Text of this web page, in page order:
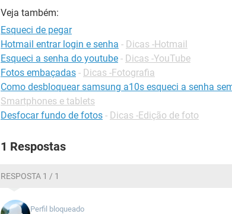
Veja também:
Esqueci de pegar
Hotmail entrar login e senha - Dicas -Hotmail
Esqueci a senha do youtube - Dicas -YouTube
Fotos embaçadas - Dicas -Fotografia
Como desbloquear samsung a10s esqueci a senha
Smartphones e tablets
Desfocar fundo de fotos - Dicas -Edição de foto
1 Respostas
RESPOSTA 1 / 1
Perfil bloqueado